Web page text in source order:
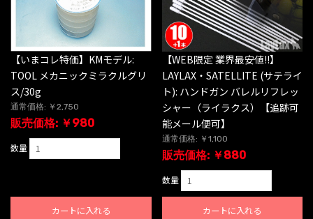
【いまコレ特価】KMモデル:
TOOL メカニックミラクルグリ
ス/30g
通常価格: ￥2,750
販売価格: ￥980
数量
カートに入れる
【WEB限定 業界最安値!!】
LAYLAX・SATELLITE (サテライ
ト): ハンドガン バレルリフレッ
シャー（ライラクス）【追跡可
能メール便可】
通常価格: ￥1,100
販売価格: ￥880
数量
カートに入れる